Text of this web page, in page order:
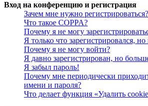
Вход на конференцию и регистрация
Зачем мне нужно регистрироваться?
Что такое COPPA?
Почему я не могу
Я только что зарегистрировался,
Почему я не могу войти?
Я давно зарегистрирован, но
Я забыл пароль!
Почему мне периодически
имени и пароля?
Что делает функция «Удалить